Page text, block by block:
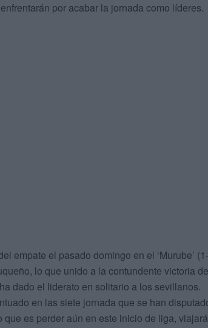
por acabar la jornada como líderes.
empate el pasado domingo en el ‘Murube’
lo que unido a la contundente victoria
dado el liderato en solitario a los sevillanos.
en las siete jornada que se han
es perder aún en este inicio de liga,